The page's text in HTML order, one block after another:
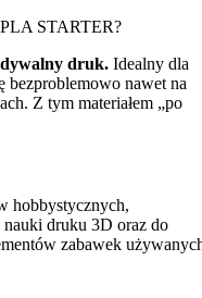
PLA STARTER?
druk. Idealny dla
bezproblemowo nawet na
Z tym materiałem „po
hobbystycznych,
druku 3D oraz do
zabawek